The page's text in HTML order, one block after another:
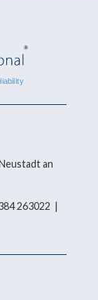
an
263022 |